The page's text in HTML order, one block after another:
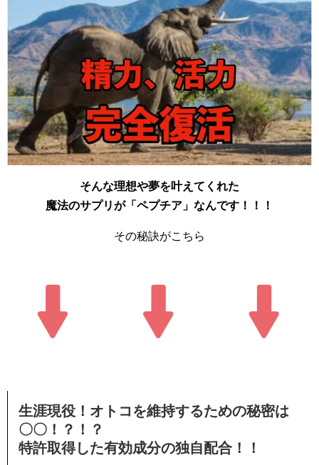
そんな理想や夢を叶えてくれた
魔法のサプリが「ペプチア」なんです！！！
その秘訣がこちら
生涯現役！オトコを維持するための秘密は
〇〇！？！？
特許取得した有効成分の独自配合！！